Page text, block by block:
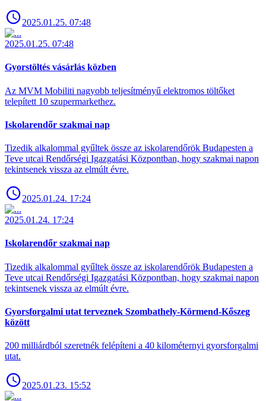
2025.01.25. 07:48
2025.01.25. 07:48
Gyorstöltés vásárlás közben
Az MVM Mobiliti nagyobb teljesítményű elektromos töltőket
telepített 10 szupermarkethez.
Iskolarendőr szakmai nap
Tizedik alkalommal gyűltek össze az iskolarendőrök Budapesten a
Teve utcai Rendőrségi Igazgatási Központban, hogy szakmai napon
tekintsenek vissza az elmúlt évre.
2025.01.24. 17:24
2025.01.24. 17:24
Iskolarendőr szakmai nap
Tizedik alkalommal gyűltek össze az iskolarendőrök Budapesten a
Teve utcai Rendőrségi Igazgatási Központban, hogy szakmai napon
tekintsenek vissza az elmúlt évre.
Gyorsforgalmi utat terveznek Szombathely-Körmend-Kőszeg
között
200 milliárdból szeretnék felépíteni a 40 kilométernyi gyorsforgalmi
utat.
2025.01.23. 15:52